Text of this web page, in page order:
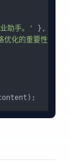
助手。'
},
优化的重要性'